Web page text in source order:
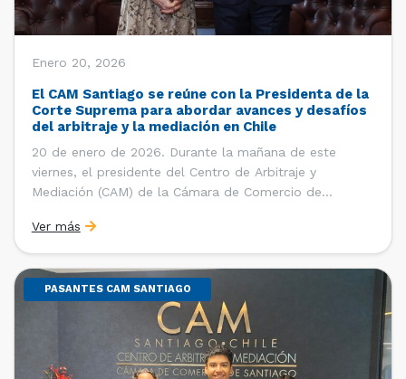
Enero 20, 2026
El CAM Santiago se reúne con la Presidenta de la
Corte Suprema para abordar avances y desafíos
del arbitraje y la mediación en Chile
20 de enero de 2026. Durante la mañana de este
viernes, el presidente del Centro de Arbitraje y
Mediación (CAM) de la Cámara de Comercio de
del CAM Santiago, Ximena Vial; y el gerente general de
la CCS, Carlos Soublette, sostuvieron un encuentro […]
Ver más
PASANTES CAM SANTIAGO